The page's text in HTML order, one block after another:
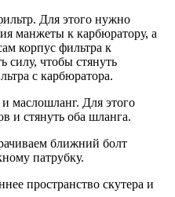
Для этого нужно
манжеты к карбюратору, а
корпус фильтра к
силу, чтобы стянуть
с карбюратора.
маслошланг. Для этого
и стянуть оба шланга.
ближний болт
патрубку.
пространство скутера и